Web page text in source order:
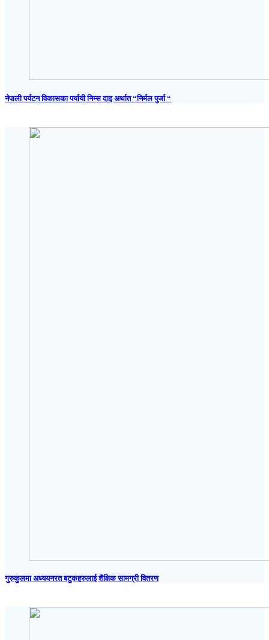
नेपाली पर्यटन विकासका पर्यायी निम्स दाइ अर्थात “निर्मल पुर्जा “
गुरुकुलमा अध्ययनरत बटुकहरुलाई शैक्षिक सामग्री वितरण